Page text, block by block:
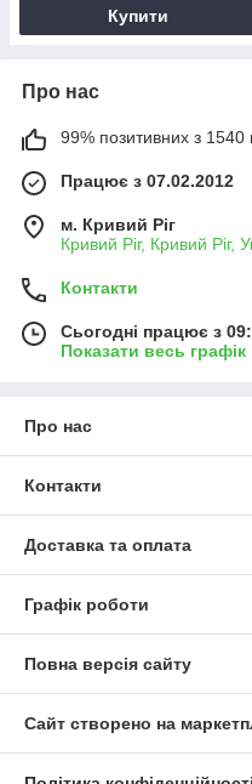
Купити
Про нас
99% позитивних з 1540
Працює з 07.02.2012
м. Кривий Ріг
Кривий Ріг, Кривий Ріг,
Контакти
Сьогодні працює з
Показати весь
Про нас
Контакти
Доставка та оплата
Графік роботи
Повна версія сайту
Сайт створено на